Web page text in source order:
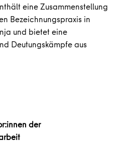
eine Zusammenstellung
Bezeichnungspraxis in
und bietet eine
Deutungskämpfe aus
der